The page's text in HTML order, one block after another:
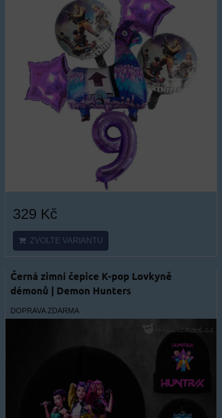
329 Kč
ZVOLTE VARIANTU
Černá zimní čepice K-pop Lovkyně
démonů | Demon Hunters
DOPRAVA ZDARMA